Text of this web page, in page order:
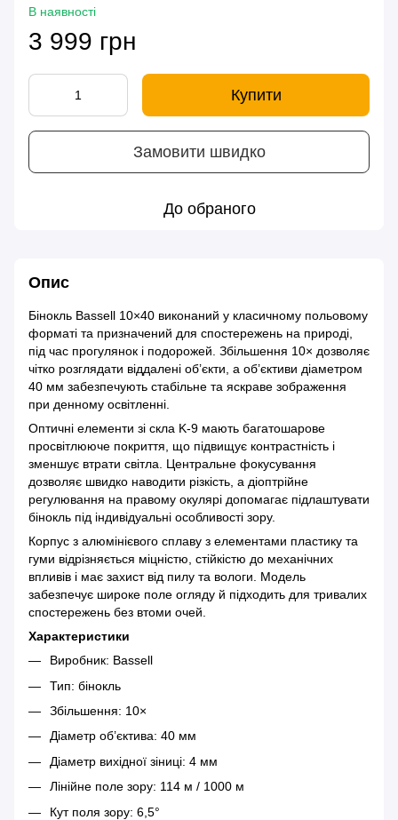
В наявності
3 999 грн
Купити
Замовити швидко
До обраного
Опис
Бінокль Bassell 10×40 виконаний у класичному польовому
форматі та призначений для спостережень на природі,
під час прогулянок і подорожей. Збільшення 10× дозволяє
чітко розглядати віддалені об’єкти, а об’єктиви діаметром
40 мм забезпечують стабільне та яскраве зображення
при денному освітленні.
Оптичні елементи зі скла K-9 мають багатошарове
просвітлююче покриття, що підвищує контрастність і
зменшує втрати світла. Центральне фокусування
дозволяє швидко наводити різкість, а діоптрійне
регулювання на правому окулярі допомагає підлаштувати
бінокль під індивідуальні особливості зору.
Корпус з алюмінієвого сплаву з елементами пластику та
гуми відрізняється міцністю, стійкістю до механічних
впливів і має захист від пилу та вологи. Модель
забезпечує широке поле огляду й підходить для тривалих
спостережень без втоми очей.
Характеристики
Виробник: Bassell
Тип: бінокль
Збільшення: 10×
Діаметр об’єктива: 40 мм
Діаметр вихідної зіниці: 4 мм
Лінійне поле зору: 114 м / 1000 м
Кут поля зору: 6,5°